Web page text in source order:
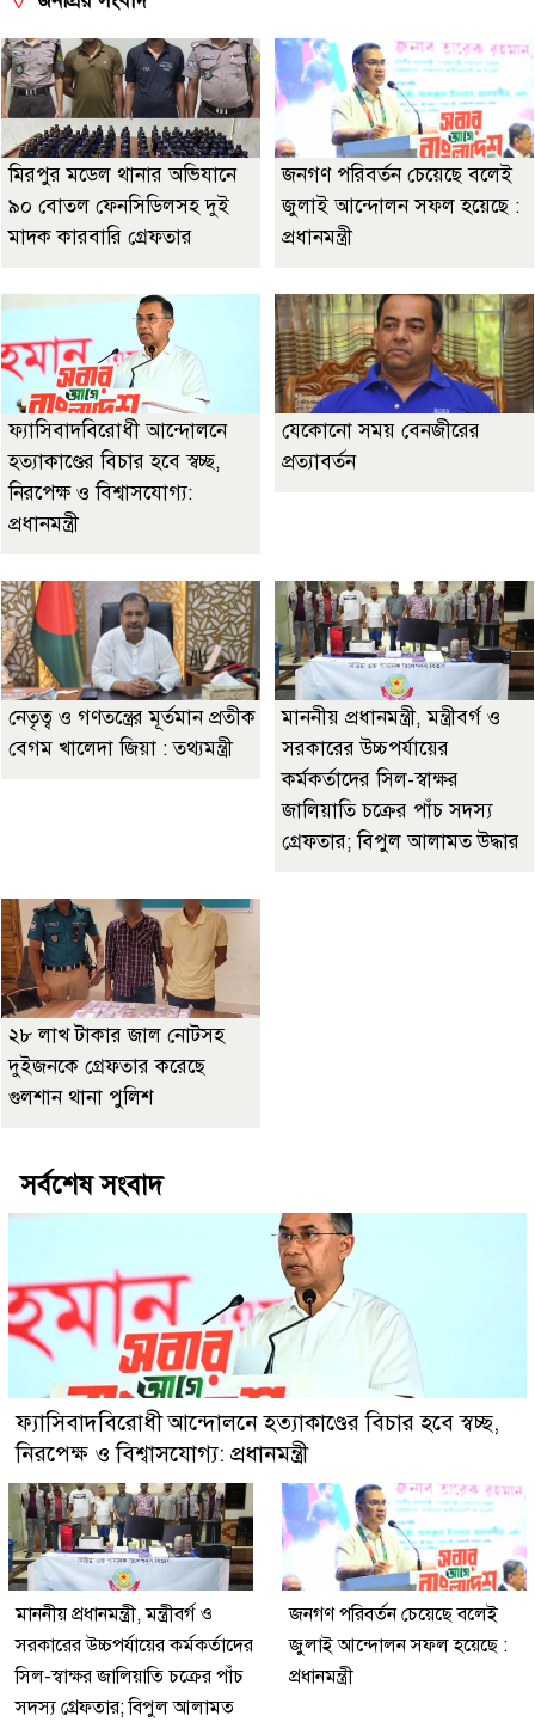
মিরপুর মডেল থানার অভিযানে
৯০ বোতল ফেনসিডিলসহ দুই
মাদক কারবারি গ্রেফতার
জনগণ পরিবর্তন চেয়েছে বলেই
জুলাই আন্দোলন সফল হয়েছে :
প্রধানমন্ত্রী
ফ্যাসিবাদবিরোধী আন্দোলনে
হত্যাকাণ্ডের বিচার হবে স্বচ্ছ,
নিরপেক্ষ ও বিশ্বাসযোগ্য:
প্রধানমন্ত্রী
যেকোনো সময় বেনজীরের
প্রত্যাবর্তন
নেতৃত্ব ও গণতন্ত্রের মূর্তমান প্রতীক
বেগম খালেদা জিয়া : তথ্যমন্ত্রী
মাননীয় প্রধানমন্ত্রী, মন্ত্রীবর্গ ও
সরকারের উচ্চপর্যায়ের
কর্মকর্তাদের সিল-স্বাক্ষর
জালিয়াতি চক্রের পাঁচ সদস্য
গ্রেফতার; বিপুল আলামত উদ্ধার
২৮ লাখ টাকার জাল নোটসহ
দুইজনকে গ্রেফতার করেছে
গুলশান থানা পুলিশ
সর্বশেষ সংবাদ
ফ্যাসিবাদবিরোধী আন্দোলনে হত্যাকাণ্ডের বিচার হবে স্বচ্ছ,
নিরপেক্ষ ও বিশ্বাসযোগ্য: প্রধানমন্ত্রী
মাননীয় প্রধানমন্ত্রী, মন্ত্রীবর্গ ও
সরকারের উচ্চপর্যায়ের কর্মকর্তাদের
সিল-স্বাক্ষর জালিয়াতি চক্রের পাঁচ
সদস্য গ্রেফতার; বিপুল আলামত
জনগণ পরিবর্তন চেয়েছে বলেই
জুলাই আন্দোলন সফল হয়েছে :
প্রধানমন্ত্রী